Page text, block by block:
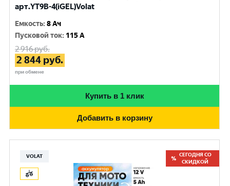
арт.YT9B-4(iGEL)Volat
Емкость:8 Ач
Пусковой ток: 115 A
2 916руб.
2 844 руб.
при обмене
Купить в 1 клик
Добавить в корзину
VOLAT
СЕГОДНЯ СО
СКИДКОЙ